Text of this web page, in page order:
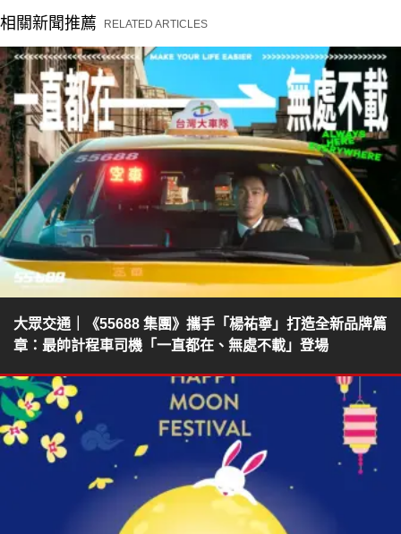
相關新聞推薦 RELATED ARTICLES
大眾交通｜《55688 集團》攜手「楊祐寧」打造全新品牌篇
章：最帥計程車司機「一直都在、無處不載」登場